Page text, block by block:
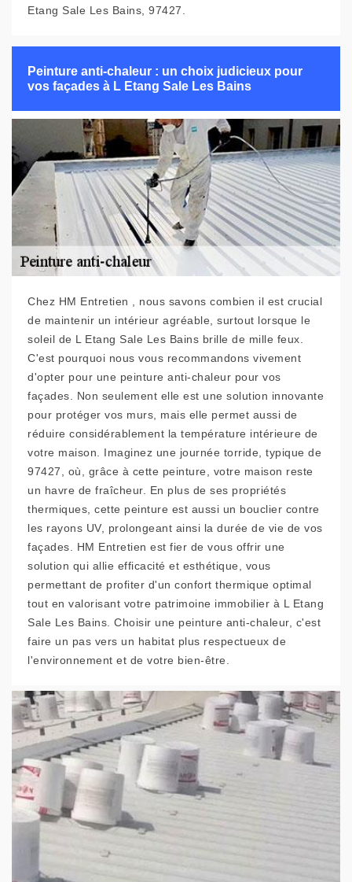
Etang Sale Les Bains, 97427.
Peinture anti-chaleur : un choix judicieux pour
vos façades à L Etang Sale Les Bains
Chez HM Entretien , nous savons combien il est crucial
de maintenir un intérieur agréable, surtout lorsque le
soleil de L Etang Sale Les Bains brille de mille feux.
C'est pourquoi nous vous recommandons vivement
d'opter pour une peinture anti-chaleur pour vos
façades. Non seulement elle est une solution innovante
pour protéger vos murs, mais elle permet aussi de
réduire considérablement la température intérieure de
votre maison. Imaginez une journée torride, typique de
97427, où, grâce à cette peinture, votre maison reste
un havre de fraîcheur. En plus de ses propriétés
thermiques, cette peinture est aussi un bouclier contre
les rayons UV, prolongeant ainsi la durée de vie de vos
façades. HM Entretien est fier de vous offrir une
solution qui allie efficacité et esthétique, vous
permettant de profiter d'un confort thermique optimal
tout en valorisant votre patrimoine immobilier à L Etang
Sale Les Bains. Choisir une peinture anti-chaleur, c'est
faire un pas vers un habitat plus respectueux de
l'environnement et de votre bien-être.